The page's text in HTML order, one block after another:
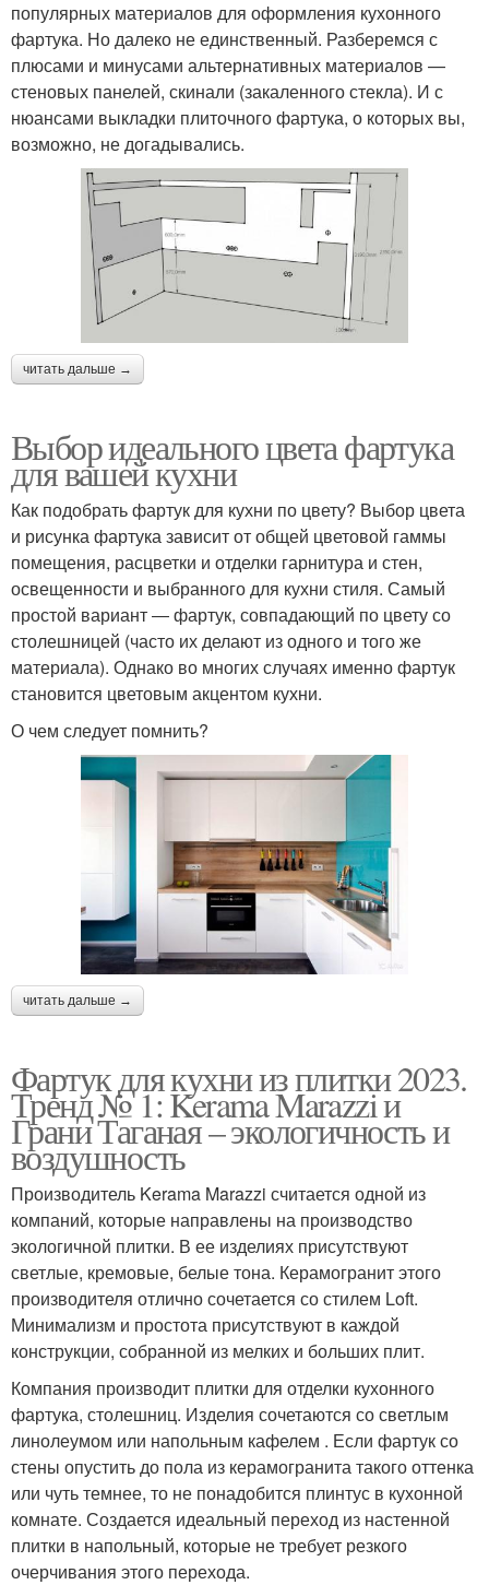
популярных материалов для оформления кухонного
фартука. Но далеко не единственный. Разберемся с
плюсами и минусами альтернативных материалов —
стеновых панелей, скинали (закаленного стекла). И с
нюансами выкладки плиточного фартука, о которых вы,
возможно, не догадывались.
читать дальше →
Выбор идеального цвета фартука
для вашей кухни
Как подобрать фартук для кухни по цвету? Выбор цвета
и рисунка фартука зависит от общей цветовой гаммы
помещения, расцветки и отделки гарнитура и стен,
освещенности и выбранного для кухни стиля. Самый
простой вариант ― фартук, совпадающий по цвету со
столешницей (часто их делают из одного и того же
материала). Однако во многих случаях именно фартук
становится цветовым акцентом кухни.
О чем следует помнить?
читать дальше →
Фартук для кухни из плитки 2023.
Тренд № 1: Kerama Marazzi и
Грани Таганая – экологичность и
воздушность
Производитель Kerama Marazzi считается одной из
компаний, которые направлены на производство
экологичной плитки. В ее изделиях присутствуют
светлые, кремовые, белые тона. Керамогранит этого
производителя отлично сочетается со стилем Loft.
Минимализм и простота присутствуют в каждой
конструкции, собранной из мелких и больших плит.
Компания производит плитки для отделки кухонного
фартука, столешниц. Изделия сочетаются со светлым
линолеумом или напольным кафелем . Если фартук со
стены опустить до пола из керамогранита такого оттенка
или чуть темнее, то не понадобится плинтус в кухонной
комнате. Создается идеальный переход из настенной
плитки в напольный, которые не требует резкого
очерчивания этого перехода.